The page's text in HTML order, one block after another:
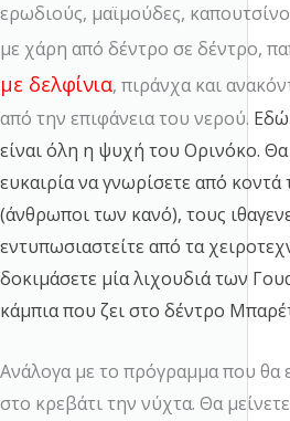
ερωδιούς, μαϊμούδες,
με χάρη από δέντρο σε δέντρο,
με δελφίνια, πιράνχα και
από την επιφάνεια του νερού. Εδώ
είναι όλη η ψυχή του Ορινόκο. Θα
ευκαιρία να γνωρίσετε από
(άνθρωποι των κανό), τους
εντυπωσιαστείτε από τα
δοκιμάσετε μία λιχουδιά των
κάμπια που ζει στο δέντρο
Ανάλογα με το πρόγραμμα που θα
στο κρεβάτι την νύχτα. Θα